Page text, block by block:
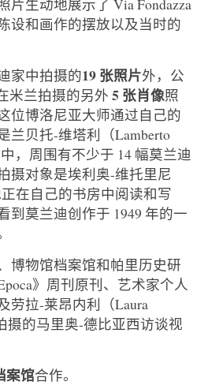
设和画作的摆放以及当时的
家中拍摄的19 张照片外，公
米兰拍摄的另外 5 张肖像照
位博洛尼亚大师通过自己的
兰贝托-维塔利（Lamberto
，周围有不少于 14 幅莫兰迪
摄对象是埃利奥-维托里尼
在自己的书房中阅读和写
到莫兰迪创作于 1949 年的一
博物馆档案馆和帕里历史研
》周刊原刊、艺术家个人
劳拉-莱昂内利（Laura
摄的马里奥-德比亚西访谈视
案馆合作。